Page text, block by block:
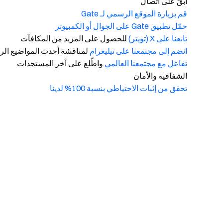
قم بزيارة الموقع الرسمي لـ Gate
حمّل تطبيق Gate على الجوال أو الكمبيوتر
تابعنا على X (تويتر)
للحصول على المزيد من المكافآت
انضم إلى مجتمعنا على تيليغرام لمناقشة أحدث المواضيع
تفاعل مع مجتمعنا العالمي واطّلع على آخر المستجدات
الشفافية والأمان
تحقق من إثبات الاحتياطي بنسبة 100% لدينا